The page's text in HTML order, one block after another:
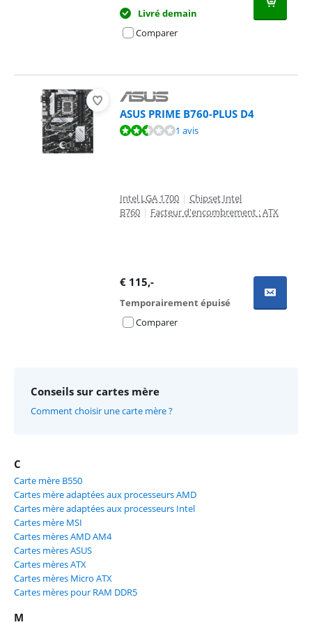
Livré demain
Comparer
ASUS PRIME B760-PLUS D4
La note est de 5,0 sur 10, basée sur 1 avis.1 avis
Intel LGA 1700 | Chipset Intel
B760 | Facteur d'encombrement : ATX
€ 115,-
Temporairement épuisé
Comparer
Conseils sur cartes mère
Comment choisir une carte mère ?
C
Carte mère B550
Cartes mère adaptées aux processeurs AMD
Cartes mère adaptées aux processeurs Intel
Cartes mère MSI
Cartes mères AMD AM4
Cartes mères ASUS
Cartes mères ATX
Cartes mères Micro ATX
Cartes mères pour RAM DDR5
M